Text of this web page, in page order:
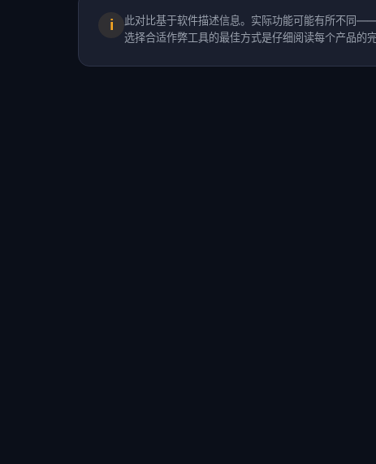
ℹ
此对比基于软件描述信息。实际功能可能有所不同
选择合适作弊工具的最佳方式是仔细阅读每个产品的